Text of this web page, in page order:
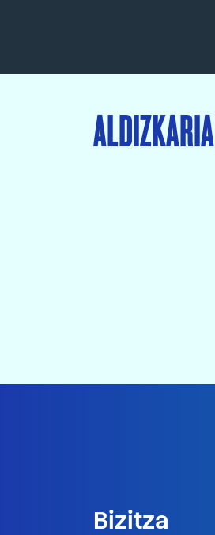
ALDIZKARIA
Bizitza